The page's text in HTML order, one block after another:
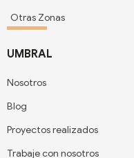
Otras Zonas
UMBRAL
Nosotros
Blog
Proyectos realizados
Trabaje con nosotros